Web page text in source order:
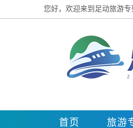
您好，欢迎来到足动旅游专
首页 旅游